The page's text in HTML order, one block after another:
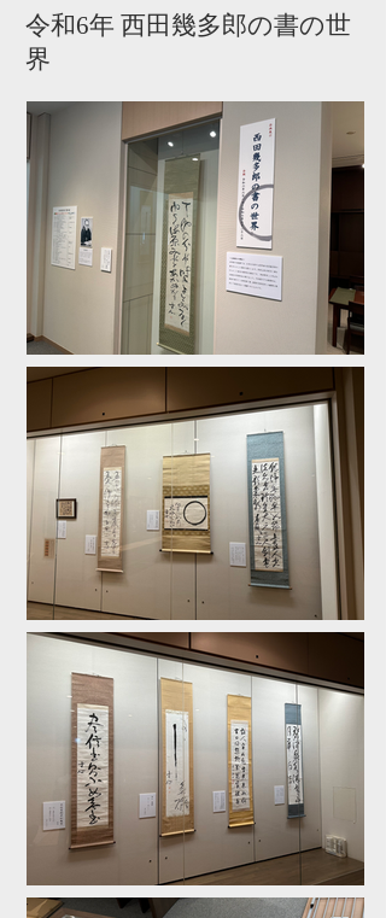
令和6年 西田幾多郎の書の世
界